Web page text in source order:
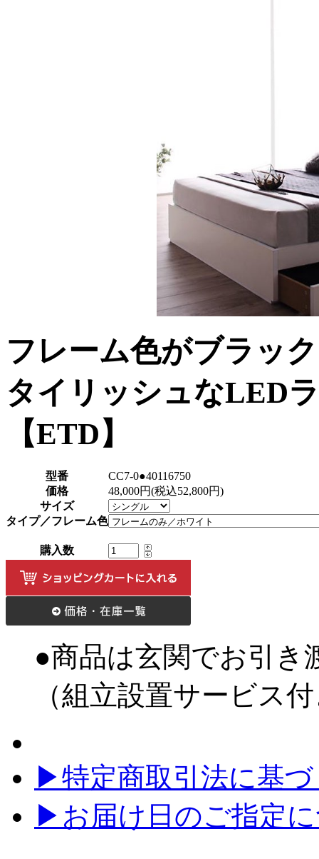
フレーム色がブラッ
タイリッシュなLED
【ETD】
型番
CC7-0●40116750
価格
48,000円(税込52,800円)
サイズ
タイプ／フレーム色
購入数
●商品は玄関でお引き
（組立設置サービス
▶特定商取引法に基
▶お届け日のご指定